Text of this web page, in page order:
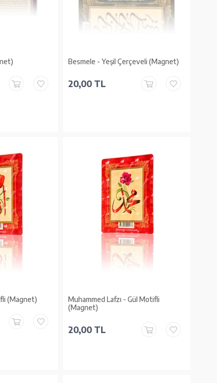
Besmele - Yeşil Çerçeveli (Magnet)
20,00 TL
(Magnet)
Muhammed Lafzı - Gül Motifli
(Magnet)
20,00 TL